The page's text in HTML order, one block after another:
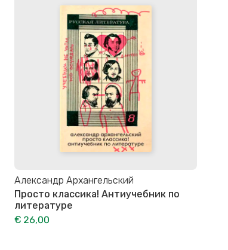
Александр Архангельский
Просто классика! Антиучебник по
литературе
€ 26,00